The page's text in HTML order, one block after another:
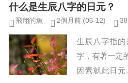
什么是生辰八字的日元？
飛翔的魚 2個月前 (06-12) 38
生辰八字指的
字，有著一定
因素就此日元